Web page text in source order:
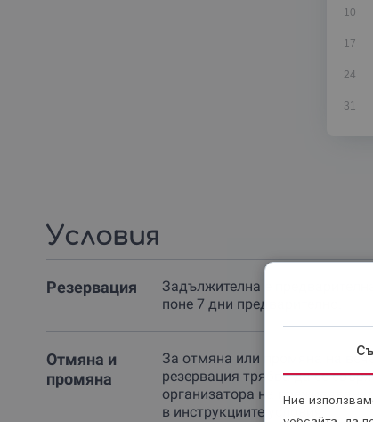
10
17
24
31
Условия
Резервация
Задължителна е
поне 7 дни предварително.
Отмяна и
промяна
За отмяна или промяна на вече
резервация трябва да се
организатора на
в инструкциите условия.
Ние